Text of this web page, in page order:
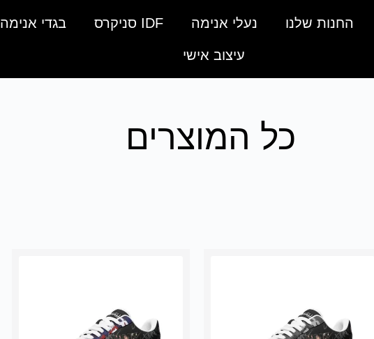
החנות שלנו נעלי אנימה IDF סניקרס בגדי אנימה
עיצוב אישי
כל המוצרים